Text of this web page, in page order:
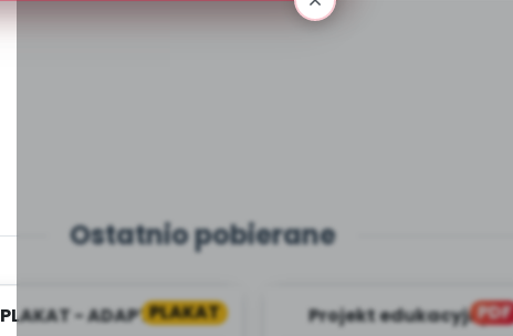
Ostatnio pobierane
PLAKAT
PLAKAT - ADAPTACJA -
PDF
Projekt edukacyjny